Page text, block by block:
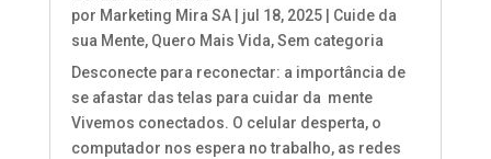
por Marketing Mira SA| jul 18, 2025| Cuide da
sua Mente, Quero Mais Vida,Sem categoria
Desconecte para reconectar: a importância de
se afastar das telas para cuidar da mente
Vivemos conectados. O celular desperta, o
computador nos espera no trabalho, as redes